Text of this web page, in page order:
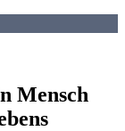
Mensch